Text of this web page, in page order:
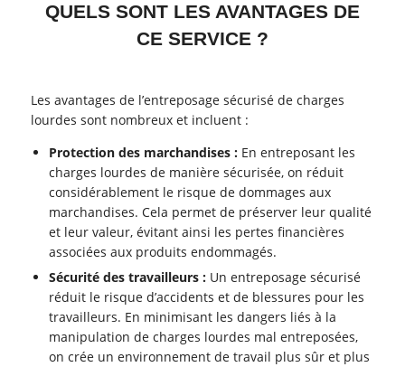
QUELS SONT LES AVANTAGES DE
CE SERVICE ?
Les avantages de l’entreposage sécurisé de charges
lourdes sont nombreux et incluent :
Protection des marchandises : En entreposant les
charges lourdes de manière sécurisée, on réduit
considérablement le risque de dommages aux
marchandises. Cela permet de préserver leur qualité
et leur valeur, évitant ainsi les pertes financières
associées aux produits endommagés.
Sécurité des travailleurs : Un entreposage sécurisé
réduit le risque d’accidents et de blessures pour les
travailleurs. En minimisant les dangers liés à la
manipulation de charges lourdes mal entreposées,
on crée un environnement de travail plus sûr et plus